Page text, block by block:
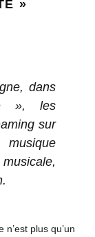
»
dans
», les
sur
plus qu’un